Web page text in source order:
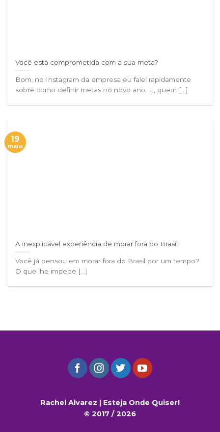
Você está comprometida com a sua meta?
Bom, no Instagram da empresa eu falei rapidamente
sobre como definir metas no novo ano. E, quem [...]
A inexplicável experiência de morar fora do Brasil
Você já pensou em morar fora do Brasil por um tempo?
O que lhe impede [...]
19
maio
Rachel Alvarez | Esteja Onde Quiser!
© 2017 / 2026